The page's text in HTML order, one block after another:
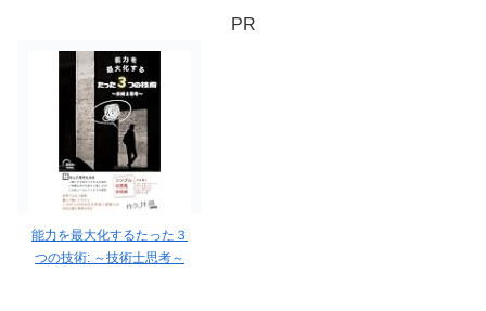
PR
能力を最大化するたった３
つの技術: ～技術士思考～